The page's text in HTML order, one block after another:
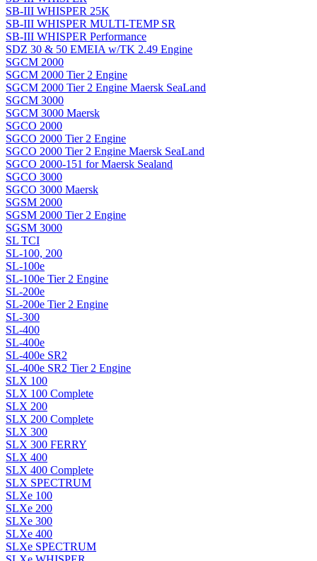
SB-III WHISPER 25K
SB-III WHISPER MULTI-TEMP SR
SB-III WHISPER Performance
SDZ 30 & 50 EMEIA w/TK 2.49 Engine
SGCM 2000
SGCM 2000 Tier 2 Engine
SGCM 2000 Tier 2 Engine Maersk SeaLand
SGCM 3000
SGCM 3000 Maersk
SGCO 2000
SGCO 2000 Tier 2 Engine
SGCO 2000 Tier 2 Engine Maersk SeaLand
SGCO 2000-151 for Maersk Sealand
SGCO 3000
SGCO 3000 Maersk
SGSM 2000
SGSM 2000 Tier 2 Engine
SGSM 3000
SL TCI
SL-100, 200
SL-100e
SL-100e Tier 2 Engine
SL-200e
SL-200e Tier 2 Engine
SL-300
SL-400
SL-400e
SL-400e SR2
SL-400e SR2 Tier 2 Engine
SLX 100
SLX 100 Complete
SLX 200
SLX 200 Complete
SLX 300
SLX 300 FERRY
SLX 400
SLX 400 Complete
SLX SPECTRUM
SLXe 100
SLXe 200
SLXe 300
SLXe 400
SLXe SPECTRUM